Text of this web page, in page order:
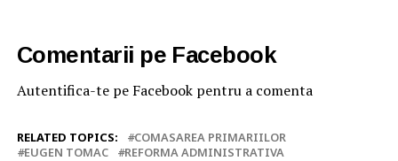
Comentarii pe Facebook
Autentifica-te pe Facebook pentru a comenta
RELATED TOPICS:
COMASAREA PRIMARIILOR
EUGEN TOMAC
REFORMA ADMINISTRATIVA